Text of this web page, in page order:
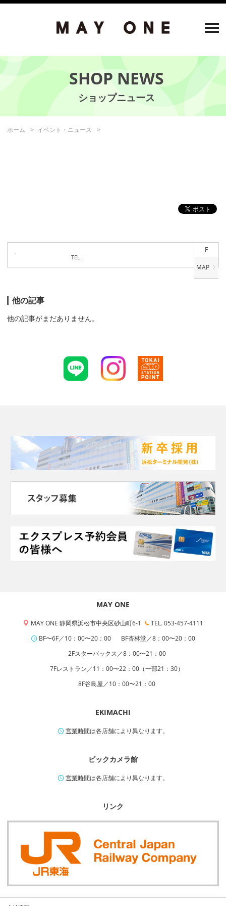
SHOP NEWS
ホーム イベント・ニュース
F
TEL.
他の記事
他の記事がまだありません。
MAY ONE
MAY ONE 静岡県浜松市中央区砂山町6-1
TEL. 053-457-4111
BF〜6F／10：00〜20：00
BF杏林堂／8：00〜20：00
2Fスターバックス／8：00〜21：00
7Fレストラン／11：00〜22：00（一部21：30）
8F谷島屋／10：00〜21：00
EKIMACHI
営業時間は各店舗により異なります。
ビックカメラ館
営業時間は各店舗により異なります。
リンク